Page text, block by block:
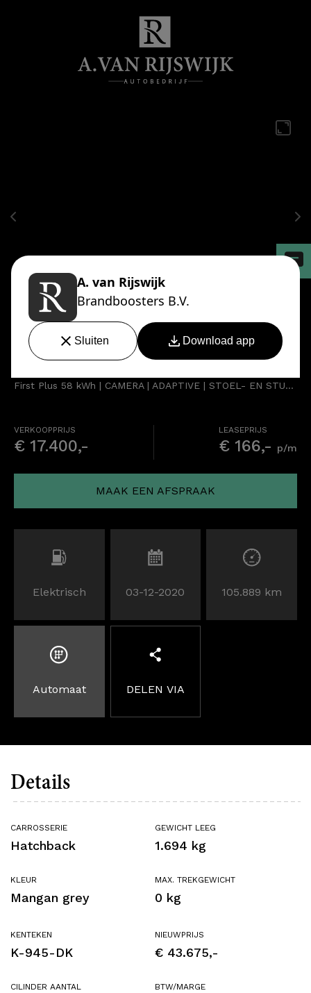
Volkswagen ID.3
First Plus 58 kWh | CAMERA | ADAPTIVE | STOEL- EN STUURVERW.
VERKOOPPRIJS
€ 17.400,-
LEASEPRIJS
€ 166,- p/m
MAAK EEN AFSPRAAK
Elektrisch 03-12-2020 105.889 km
Automaat DELEN VIA
Details
CARROSSERIE
Hatchback
KLEUR
Mangan grey
KENTEKEN
K-945-DK
CILINDER AANTAL
GEWICHT LEEG
1.694 kg
MAX. TREKGEWICHT
0 kg
NIEUWPRIJS
€ 43.675,-
BTW/MARGE